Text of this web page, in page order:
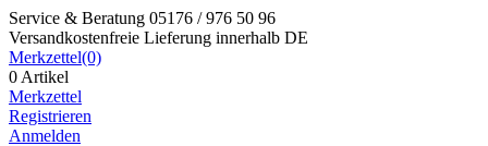
Service & Beratung 05176 / 976 50 96
Versandkostenfreie Lieferung innerhalb DE
Merkzettel(0)
0 Artikel
Merkzettel
Registrieren
Anmelden